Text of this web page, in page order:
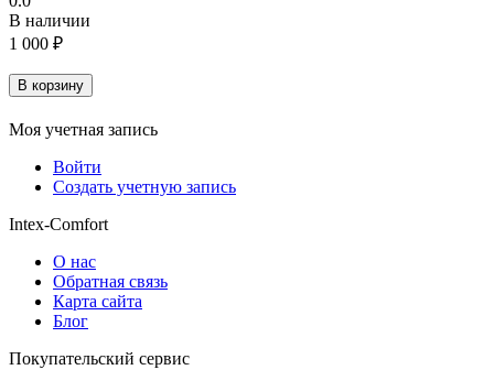
В наличии
1 000 ₽
В корзину
Моя учетная запись
Войти
Создать учетную запись
Intex-Comfort
О нас
Обратная связь
Карта сайта
Блог
Покупательский сервис